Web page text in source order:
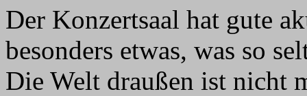
Der Konzertsaal hat gute
besonders etwas, was so
Die Welt draußen ist nicht